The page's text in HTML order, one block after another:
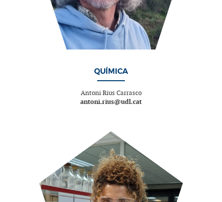
QUÍMICA
Antoni Rius Carrasco
antoni.rius@udl.cat